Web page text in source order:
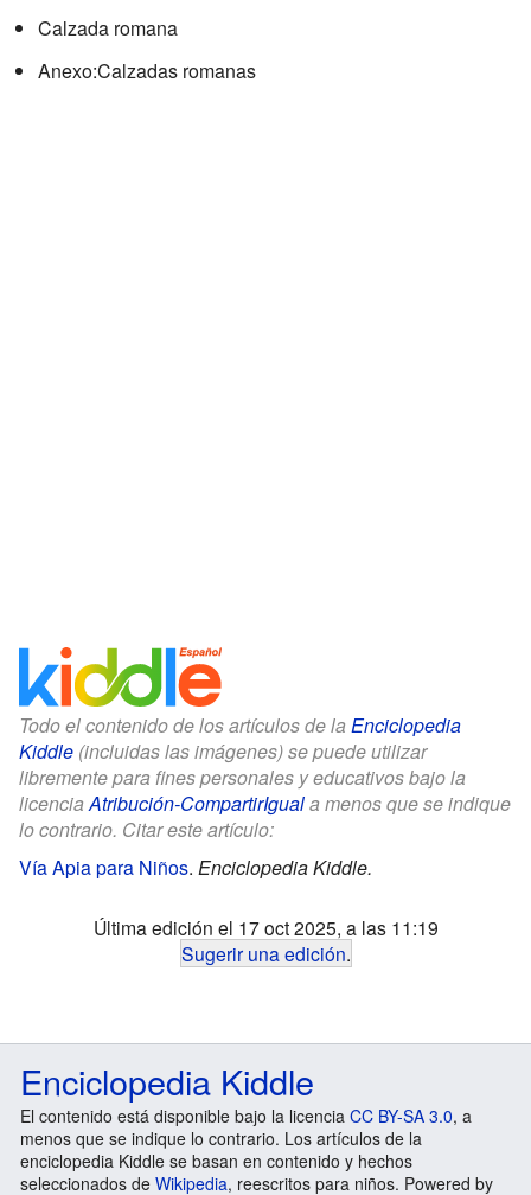
Calzada romana
Anexo:Calzadas romanas
Todo el contenido de los artículos de la Enciclopedia
Kiddle (incluidas las imágenes) se puede utilizar
libremente para fines personales y educativos bajo la
licenciaAtribución-CompartirIguala menos que se indique
lo contrario. Citar este artículo:
Vía Apia para Niños. Enciclopedia Kiddle.
Última edición el 17 oct 2025, a las 11:19
Sugerir una edición.
Enciclopedia Kiddle
El contenido está disponible bajo la licencia CC BY-SA 3.0, a
menos que se indique lo contrario. Los artículos de la
enciclopedia Kiddle se basan en contenido y hechos
seleccionados de Wikipedia, reescritos para niños. Powered by